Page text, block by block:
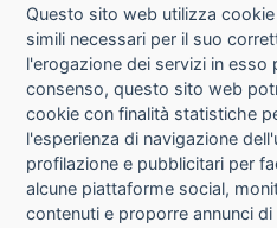
CHI
Questo sito web utilizza
simili necessari per il suo
l'erogazione dei servizi in esso
consenso, questo sito web
cookie con finalità statistiche
l'esperienza di navigazione
profilazione e pubblicitari per
alcune piattaforme social,
contenuti e proporre annunci